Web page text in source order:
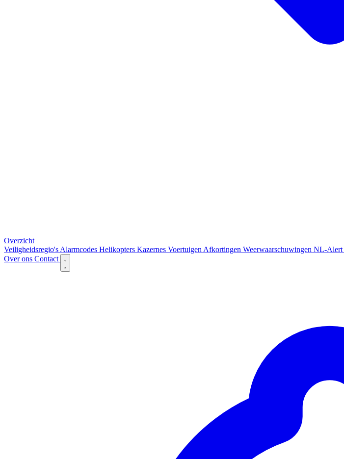
Overzicht
Veiligheidsregio's Alarmcodes Helikopters Kazernes Voertuigen Afkortingen Weerwaarschuwingen NL-Alert
Over ons Contact